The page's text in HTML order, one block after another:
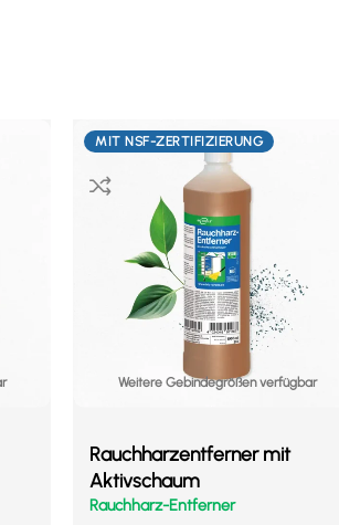
MIT NSF-ZERTIFIZIERUNG
Weitere Gebindegrößen verfügbar
Rauchharzentferner mit
Aktivschaum
Rauchharz-Entferner